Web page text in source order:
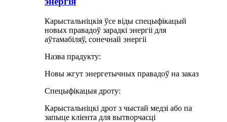
Карыстальніцкія ўсе віды спецыфікацый
новых правадоў зарадкі энергіі для
аўтамабіляў, сонечнай энергіі
Назва прадукту:
Новы жгут энергетычных правадоў на заказ
Спецыфікацыя дроту:
Карыстальніцкі дрот з чыстай медзі або па
запыце кліента для вытворчасці